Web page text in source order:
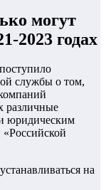
могут
2023 годах
службы о том,
различные
юридическим
на